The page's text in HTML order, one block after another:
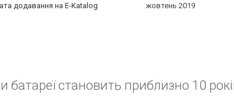
додавання на E-Katalog
жовтень 2019
становить приблизно 10